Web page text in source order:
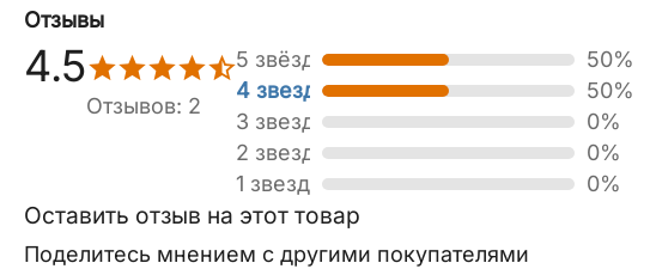
Отзывы
4.5
Отзывов: 2
5 звёзд
50%
4 звезды
50%
3 звезды
0%
2 звезды
0%
1 звезда
0%
Оставить отзыв на этот товар
Поделитесь мнением с другими покупателями